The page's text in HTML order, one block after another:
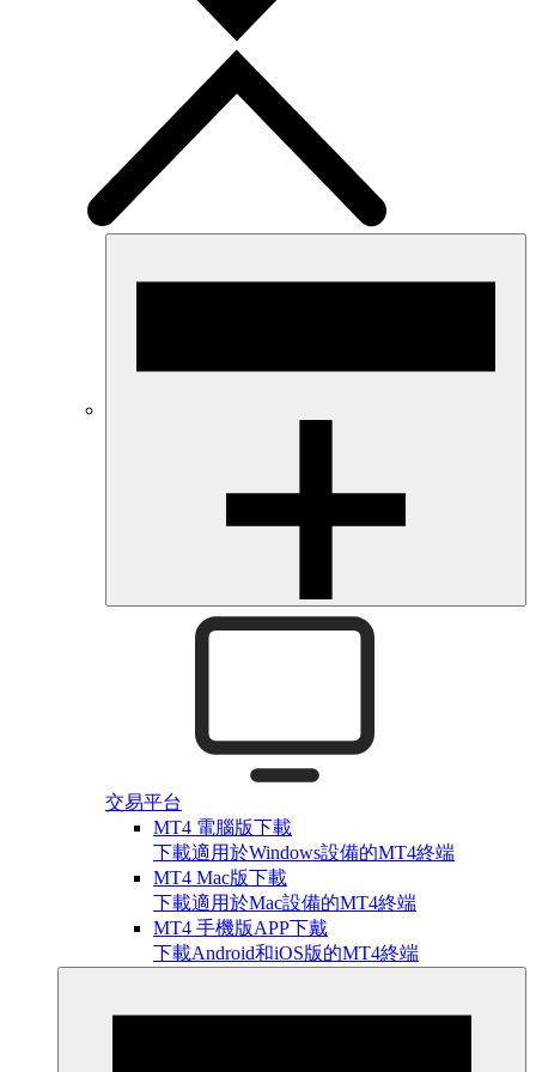
交易平台
MT4 電腦版下載
下載適用於Windows設備的MT4終端
MT4 Mac版下載
下載適用於Mac設備的MT4終端
MT4 手機版APP下戴
下載Android和iOS版的MT4終端